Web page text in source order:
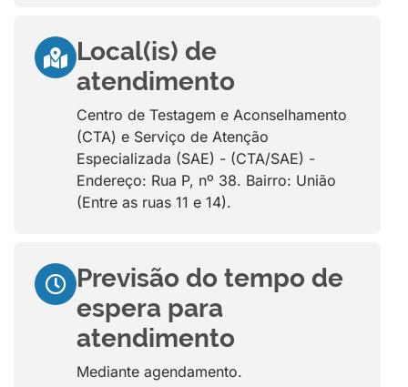
Local(is) de
atendimento
Centro de Testagem e Aconselhamento
(CTA) e Serviço de Atenção
Especializada (SAE) - (CTA/SAE) -
Endereço: Rua P, nº 38. Bairro: União
(Entre as ruas 11 e 14).
Previsão do tempo de
espera para
atendimento
Mediante agendamento.